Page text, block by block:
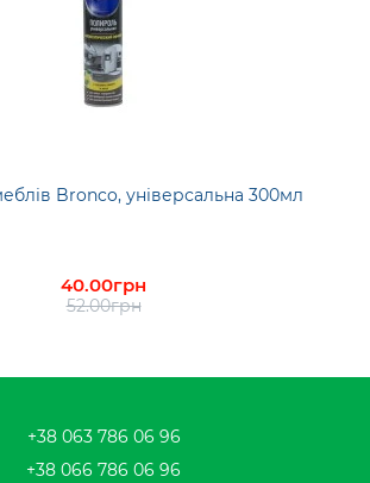
Bronco, універсальна 300мл
40.00грн
52.00грн
+38 063 786 06 96
+38 066 786 06 96